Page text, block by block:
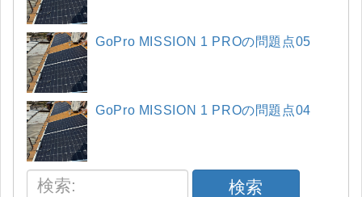
GoPro MISSION 1 PROの問題点05
GoPro MISSION 1 PROの問題点04
検索